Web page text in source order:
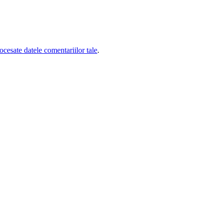
datele comentariilor tale.